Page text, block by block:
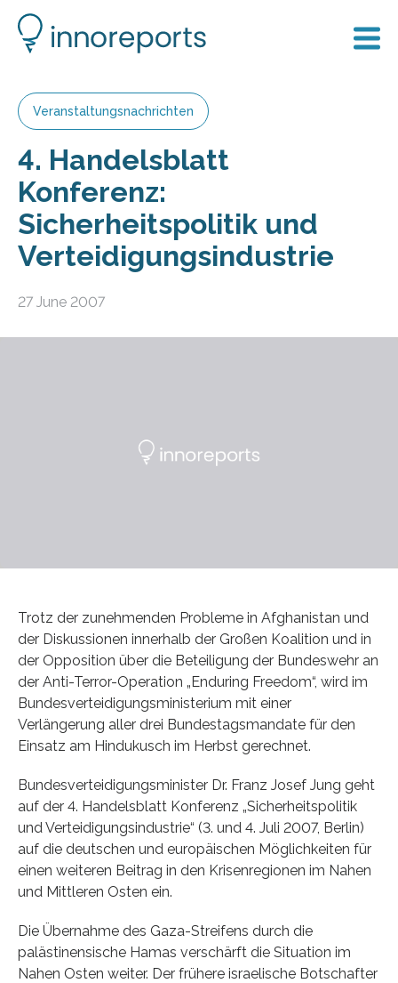
Veranstaltungsnachrichten
4. Handelsblatt
Konferenz:
Sicherheitspolitik und
Verteidigungsindustrie
27 June 2007
Trotz der zunehmenden Probleme in Afghanistan und
der Diskussionen innerhalb der Großen Koalition und in
der Opposition über die Beteiligung der Bundeswehr an
der Anti-Terror-Operation „Enduring Freedom“, wird im
Bundesverteidigungsministerium mit einer
Verlängerung aller drei Bundestagsmandate für den
Einsatz am Hindukusch im Herbst gerechnet.
Bundesverteidigungsminister Dr. Franz Josef Jung geht
auf der 4. Handelsblatt Konferenz „Sicherheitspolitik
und Verteidigungsindustrie“ (3. und 4. Juli 2007, Berlin)
auf die deutschen und europäischen Möglichkeiten für
einen weiteren Beitrag in den Krisenregionen im Nahen
und Mittleren Osten ein.
Die Übernahme des Gaza-Streifens durch die
palästinensische Hamas verschärft die Situation im
Nahen Osten weiter. Der frühere israelische Botschafter